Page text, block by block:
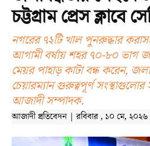
চট্টগ্রাম প্রেস ক্লাবে
নগরের ৭২টি খাল পুনরুদ্ধার
আগামী বর্ষায় শহর ৭০-৮০ ভাগ
মেয়র পাহাড় কাটা বন্ধ করেন,
চেয়ারম্যান গুরুত্বপূর্ণ
আজাদী সম্পাদক.
আজাদী প্রতিবেদন | রবিবার , ১০ মে, ২০২৬